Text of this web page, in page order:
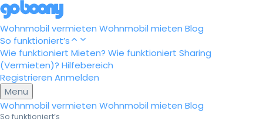
Wohnmobil vermieten Wohnmobil mieten Blog
So funktioniert’s
Wie funktioniert Mieten? Wie funktioniert Sharing
(Vermieten)? Hilfebereich
Registrieren Anmelden
Menu
Wohnmobil vermieten Wohnmobil mieten Blog
So funktioniert’s